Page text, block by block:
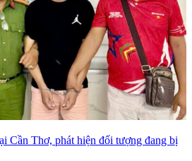
Cần Thơ, phát hiện đối tượng đang bị